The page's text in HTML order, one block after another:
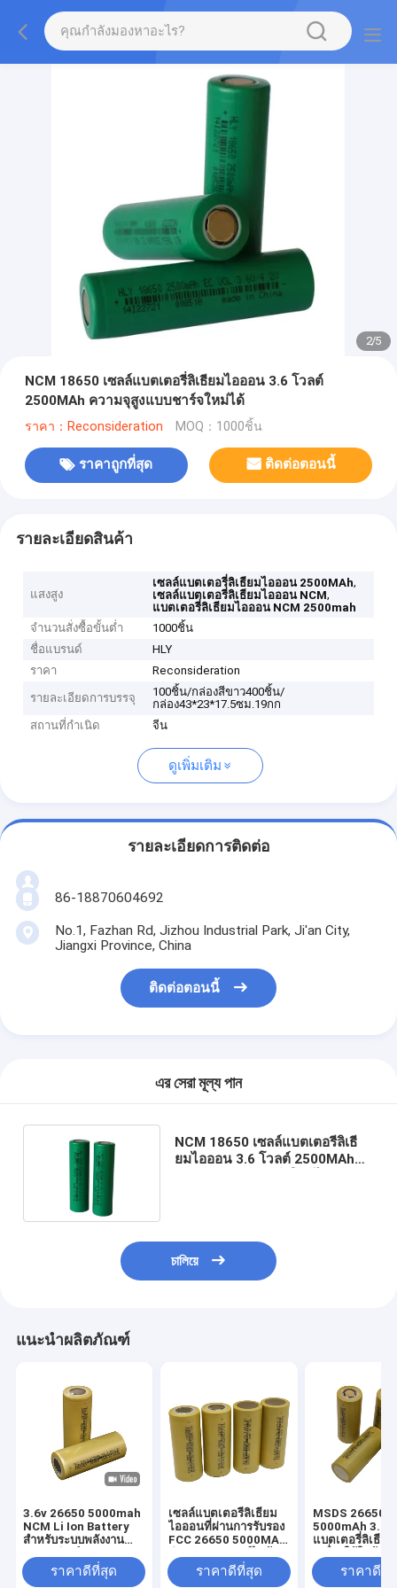
2/5
NCM 18650 เซลล์แบตเตอรี่ลิเธียมไอออน 3.6 โวลต์
2500MAh ความจุสูงแบบชาร์จใหม่ได้
ราคา：Reconsideration MOQ：1000ชิ้น
ราคาถูกที่สุด ติดต่อตอนนี้
รายละเอียดสินค้า
แสงสูง
เซลล์แบตเตอรี่ลิเธียมไอออน 2500MAh,
เซลล์แบตเตอรี่ลิเธียมไอออน NCM,
แบตเตอรี่ลิเธียมไอออน NCM 2500mah
จำนวนสั่งซื้อขั้นต่ำ
1000ชิ้น
ชื่อแบรนด์
HLY
ราคา
Reconsideration
รายละเอียดการบรรจุ
100ชิ้น/กล่องสีขาว400ชิ้น/
กล่อง43*23*17.5ซม.19กก
สถานที่กำเนิด
จีน
ดูเพิ่มเติม
รายละเอียดการติดต่อ
86-18870604692
No.1, Fazhan Rd, Jizhou Industrial Park, Ji'an City,
Jiangxi Province, China
ติดต่อตอนนี้
এর সেরা মূল্য পান
NCM 18650 เซลล์แบตเตอรี่ลิเธี
ยมไอออน 3.6 โวลต์ 2500MAh
চালিয়ে
แนะนำผลิตภัณฑ์
3.6v 26650 5000mah
NCM Li Ion Battery
สำหรับระบบพลังงาน
ราคาดีที่สุด
เซลล์แบตเตอรี่ลิเธียม
ไอออนที่ผ่านการรับรอง
FCC 26650 5000MAh
ราคาดีที่สุด
MSDS 26650
5000mAh 3.6v
แบตเตอรี่ลิเธีย
ราคาดีที่